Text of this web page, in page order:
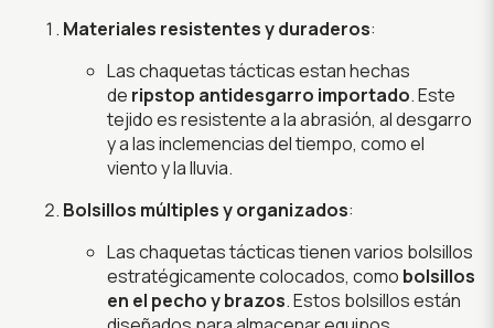
Materiales resistentes y duraderos:
Las chaquetas tácticas estan hechas
de ripstop antidesgarro importado. Este
tejido es resistente a la abrasión, al desgarro
y a las inclemencias del tiempo, como el
viento y la lluvia.
Bolsillos múltiples y organizados:
Las chaquetas tácticas tienen varios bolsillos
estratégicamente colocados, como bolsillos
en el pecho y brazos. Estos bolsillos están